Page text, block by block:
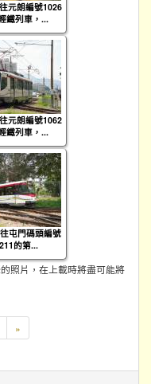
元朗編號1026
鐵列車，...
元朗編號1062
鐵列車，...
屯門碼頭編號
的第...
照片，在上載時將盡可能將
»